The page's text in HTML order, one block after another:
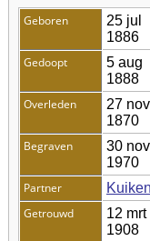
Geboren
25 jul
1886
Gedoopt
5 aug
1888
Overleden
27 nov
1870
Begraven
30 nov
1970
Partner
Getrouwd
12 mrt
1908